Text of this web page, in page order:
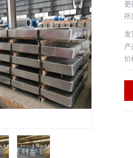
所
发
产
价